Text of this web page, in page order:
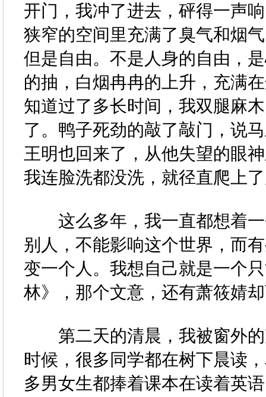
开门，我冲了进去，砰得一声
狭窄的空间里充满了臭气和烟
但是自由。不是人身的自由，
的抽，白烟冉冉的上升，充满
知道过了多长时间，我双腿麻
了。鸭子死劲的敲了敲门，说
王明也回来了，从他失望的眼
我连脸洗都没洗，就径直爬上
这么多年，我一直都想着一
别人，不能影响这个世界，而
变一个人。我想自己就是一个
林》，那个文意，还有萧筱婧
第二天的清晨，我被窗外的
时候，很多同学都在树下晨读
多男女生都捧着课本在读着英